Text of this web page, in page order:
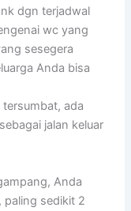
dgn terjadwal
wc yang
sesegera
Anda bisa
ada
jalan keluar
Anda
paling sedikit 2